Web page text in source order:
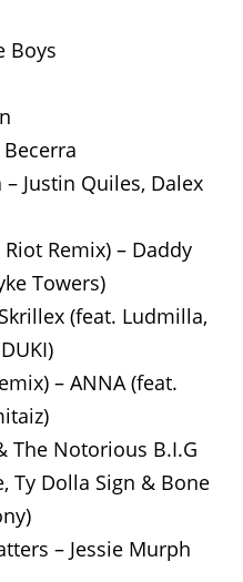
Boys
– Justin Quiles, Dalex
Remix) – Daddy
Towers)
(feat. Ludmilla,
– ANNA (feat.
The Notorious B.I.G
Ty Dolla Sign & Bone
– Jessie Murph